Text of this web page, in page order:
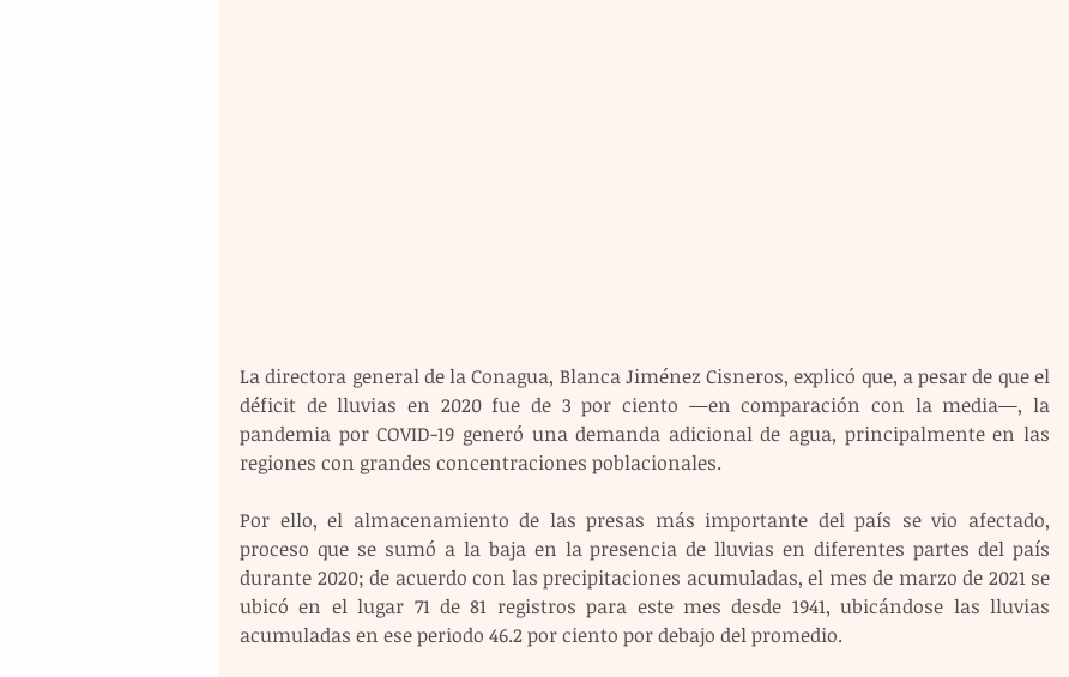
La directora general de la Conagua, Blanca Jiménez Cisneros, explicó que, a pesar de que el
déficit de lluvias en 2020 fue de 3 por ciento —en comparación con la media—, la
pandemia por COVID-19 generó una demanda adicional de agua, principalmente en las
regiones con grandes concentraciones poblacionales.
Por ello, el almacenamiento de las presas más importante del país se vio afectado,
proceso que se sumó a la baja en la presencia de lluvias en diferentes partes del país
durante 2020; de acuerdo con las precipitaciones acumuladas, el mes de marzo de 2021 se
ubicó en el lugar 71 de 81 registros para este mes desde 1941, ubicándose las lluvias
acumuladas en ese periodo 46.2 por ciento por debajo del promedio.